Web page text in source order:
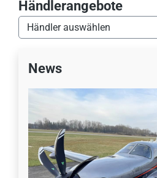
Händlerangebote
News